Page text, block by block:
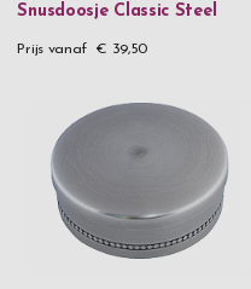
Snusdoosje Classic Steel
Prijs vanaf € 39,50